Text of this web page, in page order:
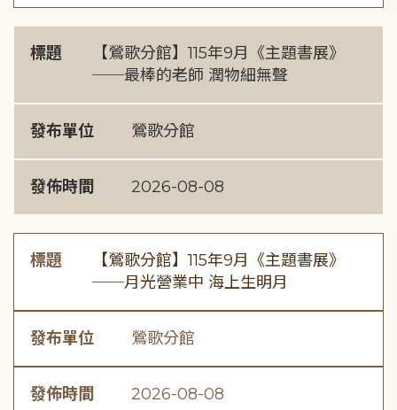
標題
【鶯歌分館】115年9月《主題書展》
──最棒的老師 潤物細無聲
發布單位 鶯歌分館
發佈時間 2026-08-08
標題
【鶯歌分館】115年9月《主題書展》
──月光營業中 海上生明月
發布單位 鶯歌分館
發佈時間 2026-08-08